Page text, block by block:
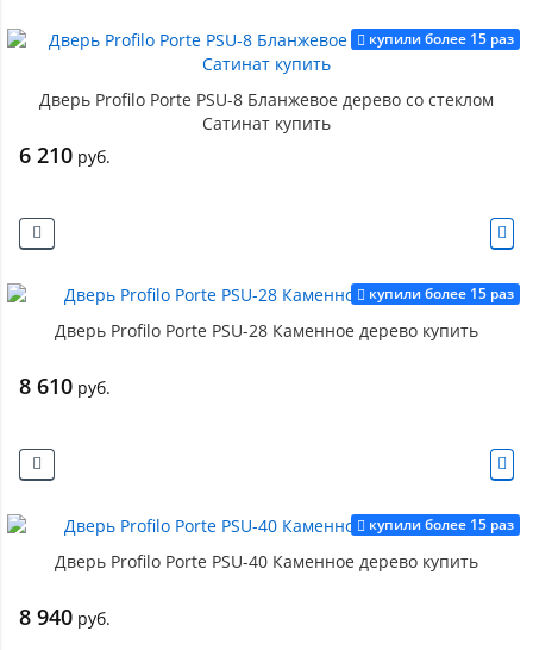
купили более 15 раз
Дверь Profilo Porte PSU-8 Бланжевое дерево со стеклом
Сатинат купить
6 210 руб.
купили более 15 раз
Дверь Profilo Porte PSU-28 Каменное дерево купить
8 610 руб.
купили более 15 раз
Дверь Profilo Porte PSU-40 Каменное дерево купить
8 940 руб.